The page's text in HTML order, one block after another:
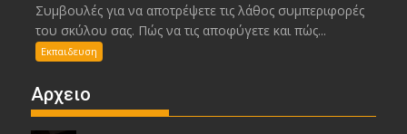
Συμβουλές για να αποτρέψετε τις λάθος συμπεριφορές
του σκύλου σας. Πώς να τις αποφύγετε και πώς...
Εκπαιδευση
Αρχειο